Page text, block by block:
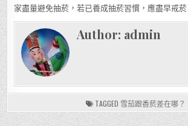
家盡量避免抽菸，若已養成抽菸習慣，應盡早戒菸
Author: admin
TAGGED 雪茄跟香菸差在哪？